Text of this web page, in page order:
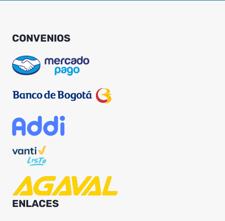
CONVENIOS
ENLACES